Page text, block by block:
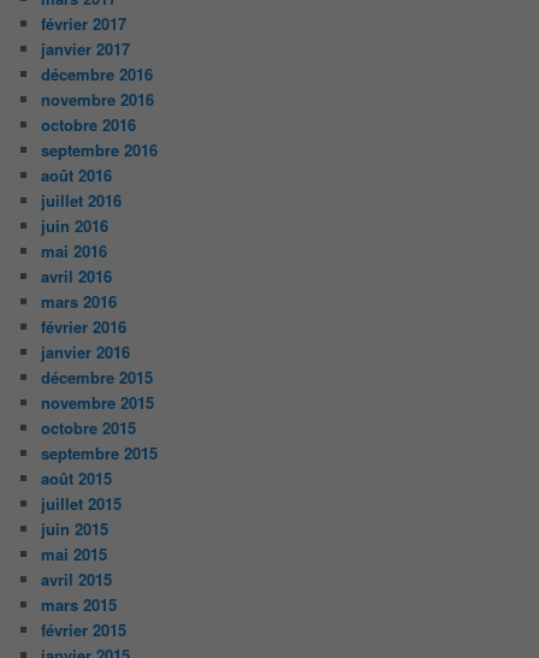
février 2017
janvier 2017
décembre 2016
novembre 2016
octobre 2016
septembre 2016
août 2016
juillet 2016
juin 2016
mai 2016
avril 2016
mars 2016
février 2016
janvier 2016
décembre 2015
novembre 2015
octobre 2015
septembre 2015
août 2015
juillet 2015
juin 2015
mai 2015
avril 2015
mars 2015
février 2015